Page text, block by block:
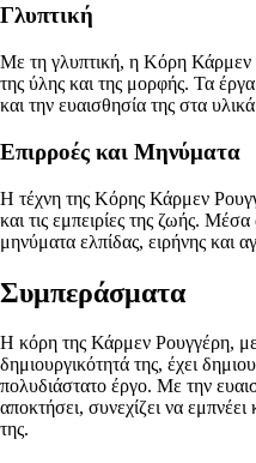
Γλυπτική
Με τη γλυπτική, η Κόρη Κάρμεν
της ύλης και της μορφής. Τα
και την ευαισθησία της στα
Επιρροές και Μηνύματα
Η τέχνη της Κόρης Κάρμεν
και τις εμπειρίες της ζωής.
μηνύματα ελπίδας, ειρήνης και
Συμπεράσματα
Η κόρη της Κάρμεν Ρουγγέρη, με
δημιουργικότητά της, έχει
πολυδιάστατο έργο. Με την
αποκτήσει, συνεχίζει να εμπνέει
της.